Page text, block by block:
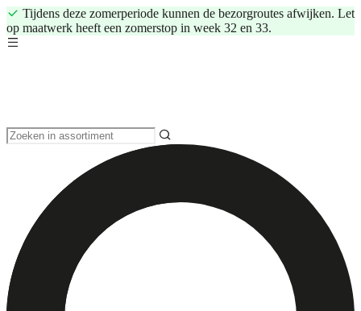
Tijdens deze zomerperiode kunnen de bezorgroutes afwijken. Let
op maatwerk heeft een zomerstop in week 32 en 33.